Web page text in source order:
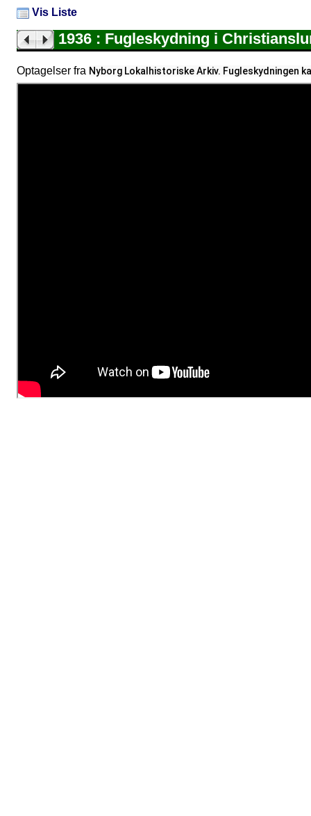
Vis Liste
1936 : Fugleskydning i
Optagelser fra Nyborg Lokalhistoriske Arkiv. Fugleskydningen